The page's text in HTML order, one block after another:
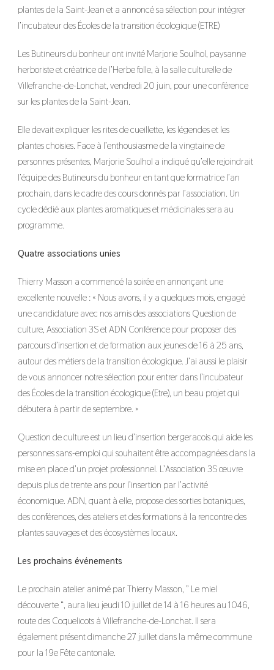
plantes de la Saint-Jean et a annoncé sa sélection pour intégrer
l’incubateur des Écoles de la transition écologique (ETRE)
Les Butineurs du bonheur ont invité Marjorie Soulhol, paysanne
herboriste et créatrice de l’Herbe folle, à la salle culturelle de
Villefranche-de-Lonchat, vendredi 20 juin, pour une conférence
sur les plantes de la Saint-Jean.
Elle devait expliquer les rites de cueillette, les légendes et les
plantes choisies. Face à l’enthousiasme de la vingtaine de
personnes présentes, Marjorie Soulhol a indiqué qu’elle rejoindrait
l’équipe des Butineurs du bonheur en tant que formatrice l’an
prochain, dans le cadre des cours donnés par l’association. Un
cycle dédié aux plantes aromatiques et médicinales sera au
programme.
Quatre associations unies
Thierry Masson a commencé la soirée en annonçant une
excellente nouvelle : « Nous avons, il y a quelques mois, engagé
une candidature avec nos amis des associations Question de
culture, Association 3S et ADN Conférence pour proposer des
parcours d’insertion et de formation aux jeunes de 16 à 25 ans,
autour des métiers de la transition écologique. J’ai aussi le plaisir
de vous annoncer notre sélection pour entrer dans l’incubateur
des Écoles de la transition écologique (Etre), un beau projet qui
débutera à partir de septembre. »
Question de culture est un lieu d’insertion bergeracois qui aide les
personnes sans-emploi qui souhaitent être accompagnées dans la
mise en place d’un projet professionnel. L’Association 3S œuvre
depuis plus de trente ans pour l’insertion par l’activité
économique. ADN, quant à elle, propose des sorties botaniques,
des conférences, des ateliers et des formations à la rencontre des
plantes sauvages et des écosystèmes locaux.
Les prochains événements
Le prochain atelier animé par Thierry Masson, ” Le miel
découverte “, aura lieu jeudi 10 juillet de 14 à 16 heures au 1046,
route des Coquelicots à Villefranche-de-Lonchat. Il sera
également présent dimanche 27 juillet dans la même commune
pour la 19e Fête cantonale.